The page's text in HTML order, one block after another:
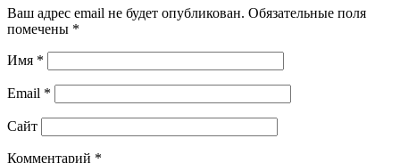
Ваш адрес email не будет опубликован. Обязательные поля
помечены *
Имя *
Email *
Сайт
Комментарий *